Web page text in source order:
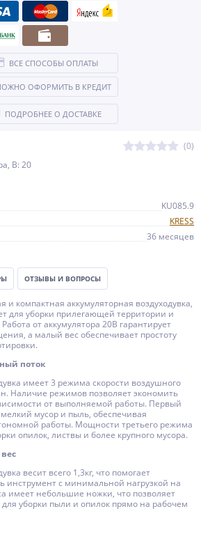
(0)
В: 20
ВСЕ СПОСОБЫ ОПЛАТЫ
ОФОРМИТЬ В КРЕДИТ
ПОДРОБНЕЕ О ДОСТАВКЕ
KU085.9
KRESS
36 месяцев
ОТЗЫВЫ И ВОПРОСЫ
и компактная аккумуляторная воздуходувка,
для уборки прилегающей территории и
от аккумулятора 20В гарантирует
а малый вес обеспечивает простоту
поток
имеет 3 режима скорости воздушного
Наличие режимов позволяет экономить
от выполняемой работы. Первый
мусор и пыль, обеспечивая
работы. Мощности третьего режима
опилок, листвы и более крупного мусора.
весит всего 1,3кг, что помогает
инструмент с минимальной нагрузкой на
имеет небольшие ножки, что позволяет
для уборки пыли и опилок прямо на рабочем